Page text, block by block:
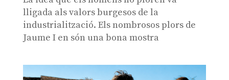
lligada als valors burgesos de la
industrialització. Els nombrosos plors de
Jaume I en són una bona mostra